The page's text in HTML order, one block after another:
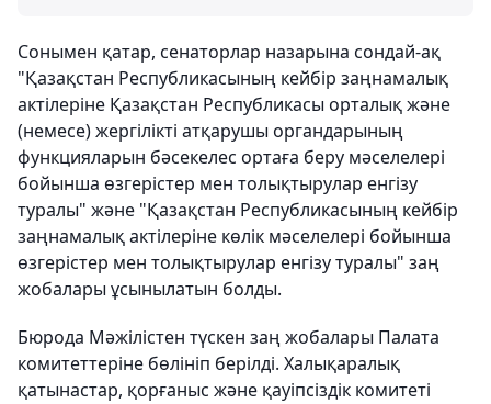
Сонымен қатар, сенаторлар назарына сондай-ақ
"Қазақстан Республикасының кейбір заңнамалық
актілеріне Қазақстан Республикасы орталық және
(немесе) жергілікті атқарушы органдарының
функцияларын бәсекелес ортаға беру мәселелері
бойынша өзгерістер мен толықтырулар енгізу
туралы" және "Қазақстан Республикасының кейбір
заңнамалық актілеріне көлік мәселелері бойынша
өзгерістер мен толықтырулар енгізу туралы" заң
жобалары ұсынылатын болды.
Бюрода Мәжілістен түскен заң жобалары Палата
комитеттеріне бөлініп берілді. Халықаралық
қатынастар, қорғаныс және қауіпсіздік комитеті